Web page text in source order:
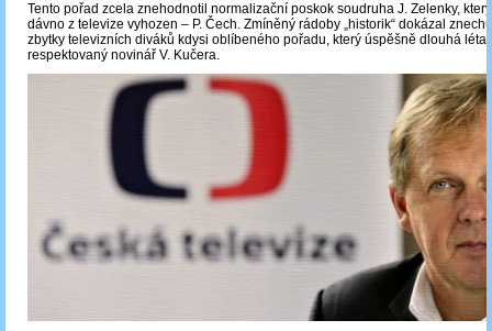
Tento pořad zcela znehodnotil normalizační poskok soudruha J. Zelenky,
dávno z televize vyhozen – P. Čech. Zmíněný rádoby „historik“ dokázal
zbytky televizních diváků kdysi oblíbeného pořadu, který úspěšně dlouhá léta
respektovaný novinář V. Kučera.